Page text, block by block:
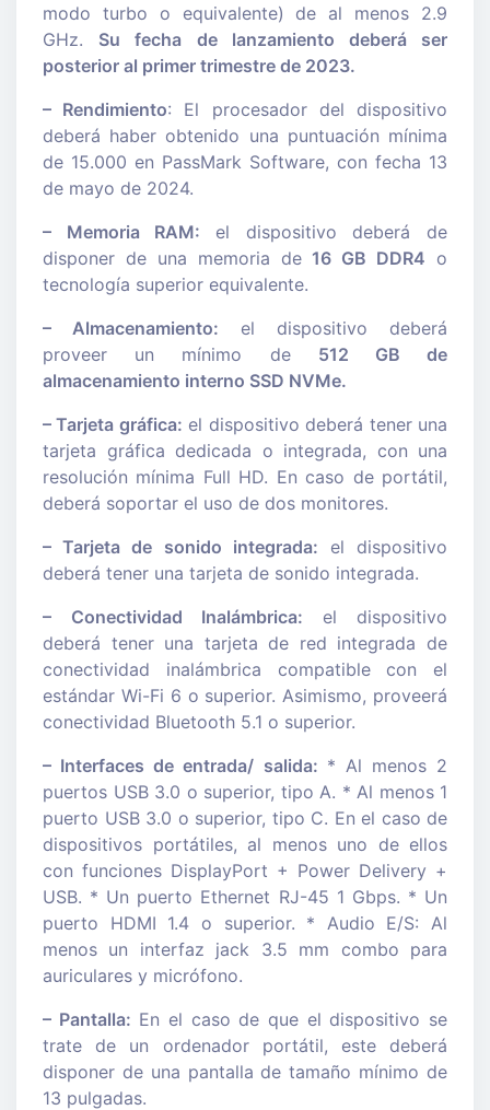
modo turbo o equivalente) de al menos 2.9
GHz. Su fecha de lanzamiento deberá ser
posterior al primer trimestre de 2023.
– Rendimiento: El procesador del dispositivo
deberá haber obtenido una puntuación mínima
de 15.000 en PassMark Software, con fecha 13
de mayo de 2024.
– Memoria RAM: el dispositivo deberá de
disponer de una memoria de 16 GB DDR4 o
tecnología superior equivalente.
– Almacenamiento: el dispositivo deberá
proveer un mínimo de 512 GB de
almacenamiento interno SSD NVMe.
– Tarjeta gráfica: el dispositivo deberá tener una
tarjeta gráfica dedicada o integrada, con una
resolución mínima Full HD. En caso de portátil,
deberá soportar el uso de dos monitores.
– Tarjeta de sonido integrada: el dispositivo
deberá tener una tarjeta de sonido integrada.
– Conectividad Inalámbrica: el dispositivo
deberá tener una tarjeta de red integrada de
conectividad inalámbrica compatible con el
estándar Wi-Fi 6 o superior. Asimismo, proveerá
conectividad Bluetooth 5.1 o superior.
– Interfaces de entrada/ salida: * Al menos 2
puertos USB 3.0 o superior, tipo A. * Al menos 1
puerto USB 3.0 o superior, tipo C. En el caso de
dispositivos portátiles, al menos uno de ellos
con funciones DisplayPort + Power Delivery +
USB. * Un puerto Ethernet RJ-45 1 Gbps. * Un
puerto HDMI 1.4 o superior. * Audio E/S: Al
menos un interfaz jack 3.5 mm combo para
auriculares y micrófono.
– Pantalla: En el caso de que el dispositivo se
trate de un ordenador portátil, este deberá
disponer de una pantalla de tamaño mínimo de
13 pulgadas.